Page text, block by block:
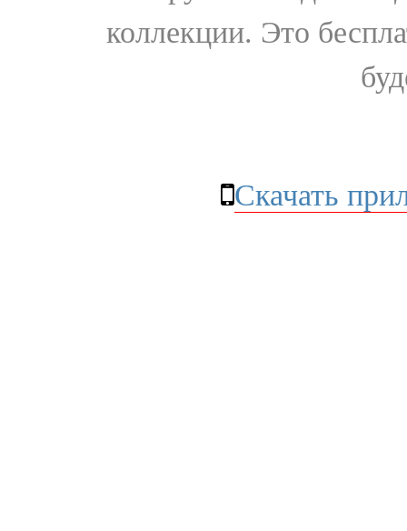
коллекции. Это
Скачать